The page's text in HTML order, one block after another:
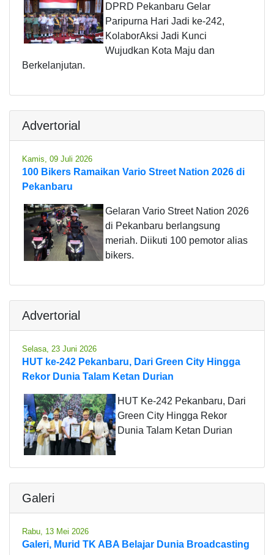
DPRD Pekanbaru Gelar
Paripurna Hari Jadi ke-242,
KolaborAksi Jadi Kunci
Wujudkan Kota Maju dan
Berkelanjutan.
Advertorial
Kamis, 09 Juli 2026
100 Bikers Ramaikan Vario Street Nation 2026 di
Pekanbaru
Gelaran Vario Street Nation 2026
di Pekanbaru berlangsung
meriah. Diikuti 100 pemotor alias
bikers.
Advertorial
Selasa, 23 Juni 2026
HUT ke-242 Pekanbaru, Dari Green City Hingga
Rekor Dunia Talam Ketan Durian
HUT Ke-242 Pekanbaru, Dari
Green City Hingga Rekor
Dunia Talam Ketan Durian
Galeri
Rabu, 13 Mei 2026
Galeri, Murid TK ABA Belajar Dunia Broadcasting